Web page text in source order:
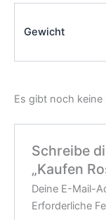
Gewicht
Es gibt noch keine
Schreibe
„Kaufen
Deine E-Mail-
Erforderliche